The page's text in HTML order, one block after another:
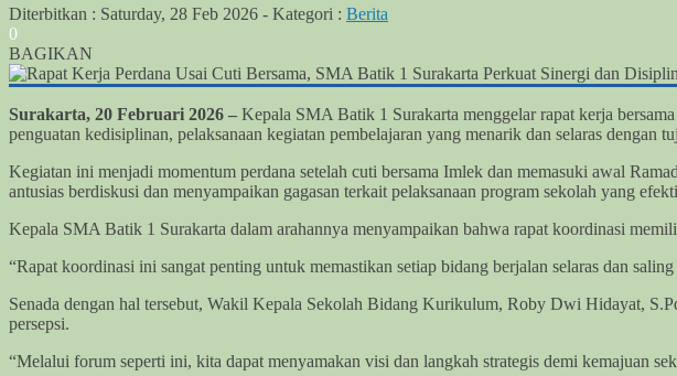
Diterbitkan : Saturday, 28 Feb 2026 - Kategori : Berita
0
BAGIKAN
Surakarta, 20 Februari 2026 – Kepala SMA Batik 1 Surakarta menggelar rapat kerja
penguatan kedisiplinan, pelaksanaan kegiatan pembelajaran yang menarik dan selaras dengan
Kegiatan ini menjadi momentum perdana setelah cuti bersama Imlek dan memasuki awal
antusias berdiskusi dan menyampaikan gagasan terkait pelaksanaan program sekolah yang
Kepala SMA Batik 1 Surakarta dalam arahannya menyampaikan bahwa rapat koordinasi
“Rapat koordinasi ini sangat penting untuk memastikan setiap bidang berjalan selaras dan
Senada dengan hal tersebut, Wakil Kepala Sekolah Bidang Kurikulum, Roby Dwi Hidayat,
persepsi.
“Melalui forum seperti ini, kita dapat menyamakan visi dan langkah strategis demi kemajuan